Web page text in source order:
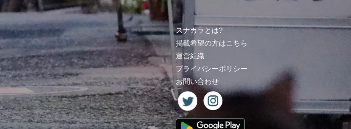
スナカラとは?
掲載希望の方はこちら
運営組織
プライバシーポリシー
お問い合わせ